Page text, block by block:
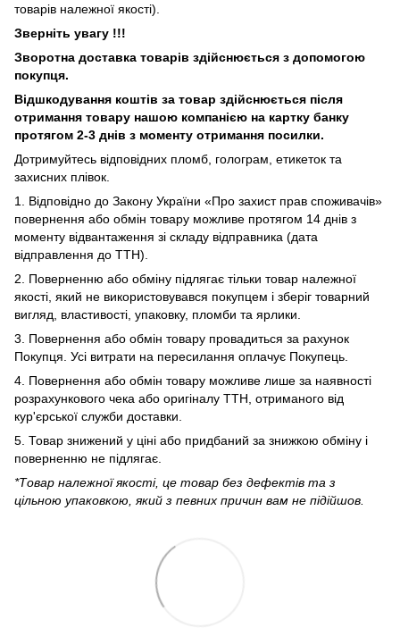
товарів належної якості).
Зверніть увагу !!!
Зворотна доставка товарів здійснюється з допомогою
покупця.
Відшкодування коштів за товар здійснюється після
отримання товару нашою компанією на картку банку
протягом 2-3 днів з моменту отримання посилки.
Дотримуйтесь відповідних пломб, голограм, етикеток та
захисних плівок.
1. Відповідно до Закону України «Про захист прав споживачів»
повернення або обмін товару можливе протягом 14 днів з
моменту відвантаження зі складу відправника (дата
відправлення до ТТН).
2. Поверненню або обміну підлягає тільки товар належної
якості, який не використовувався покупцем і зберіг товарний
вигляд, властивості, упаковку, пломби та ярлики.
3. Повернення або обмін товару провадиться за рахунок
Покупця. Усі витрати на пересилання оплачує Покупець.
4. Повернення або обмін товару можливе лише за наявності
розрахункового чека або оригіналу ТТН, отриманого від
кур'єрської служби доставки.
5. Товар знижений у ціні або придбаний за знижкою обміну і
поверненню не підлягає.
*Товар належної якості, це товар без дефектів та з
цільною упаковкою, який з певних причин вам не підійшов.